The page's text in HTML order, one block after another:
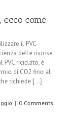
ecco come
il PVC
delle risorse
PVC riciclato, è
di CO2 fino al
richiede [...]
| 0 Comments